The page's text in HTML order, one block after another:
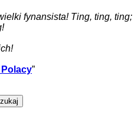
fynansista! Ting, ting, ting;
”